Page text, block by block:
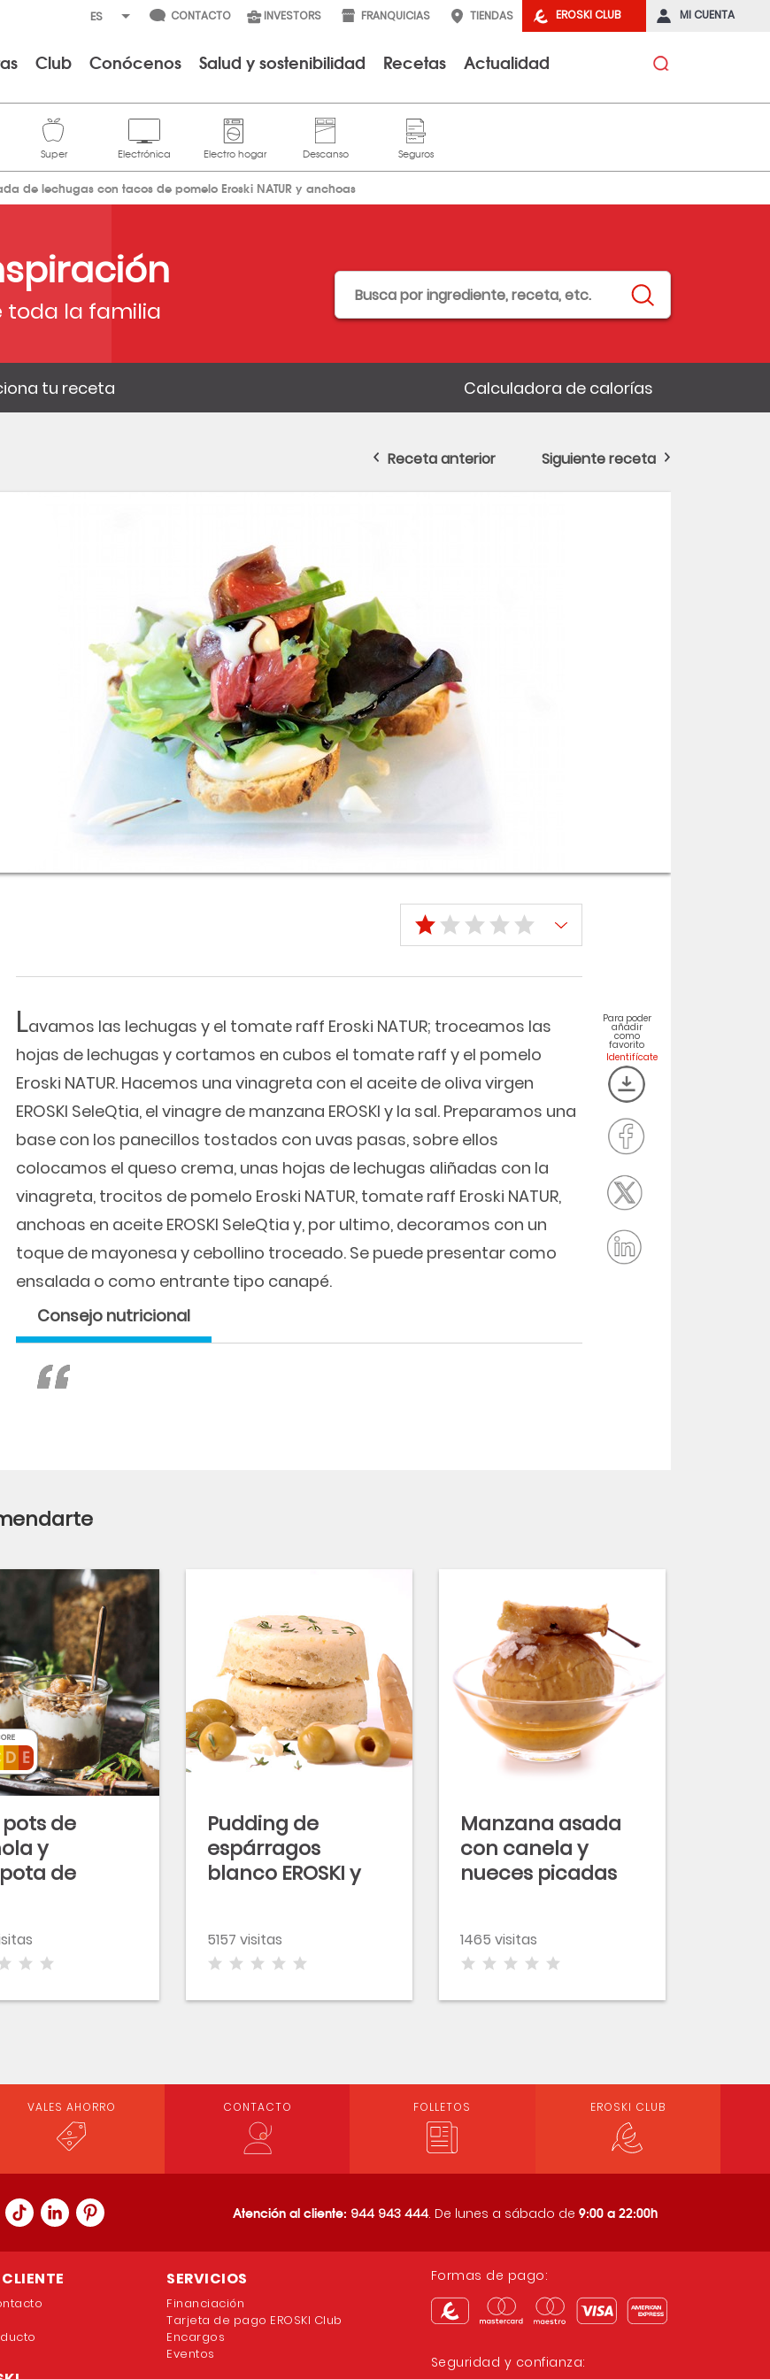
EROSKI CLUB MI CUENTA
CONTACTO INVESTORS FRANQUICIAS TIENDAS
Club Conócenos Salud y sostenibilidad Recetas Actualidad
de lechugas con tacos de pomelo Eroski NATUR y anchoas
toda la familia
tu receta Calculadora de calorías
Lavamos las lechugas y el tomate raff Eroski NATUR; troceamos las
hojas de lechugas y cortamos en cubos el tomate raff y el pomelo
Eroski NATUR. Hacemos una vinagreta con el aceite de oliva virgen
EROSKI SeleQtia, el vinagre de manzana EROSKI y la sal. Preparamos una
base con los panecillos tostados con uvas pasas, sobre ellos
colocamos el queso crema, unas hojas de lechugas aliñadas con la
vinagreta, trocitos de pomelo Eroski NATUR, tomate raff Eroski NATUR,
anchoas en aceite EROSKI SeleQtia y, por ultimo, decoramos con un
toque de mayonesa y cebollino troceado. Se puede presentar como
ensalada o como entrante tipo canapé.
Consejo nutricional
Para poder
añadir
como
favorito
Receta anterior Siguiente receta
de
y
de
Pudding de
espárragos
blanco EROSKI y
EROSKI
5157 visitas
Manzana asada
con canela y
nueces picadas
1465 visitas
VALES AHORRO CONTACTO FOLLETOS EROSKI CLUB
Atención al cliente: 944 943 444. De lunes a sábado de 9:00 a 22:00h
SERVICIOS
Financiación
Tarjeta de pago EROSKI Club
Encargos
Eventos
Formas de pago:
Seguridad y confianza: